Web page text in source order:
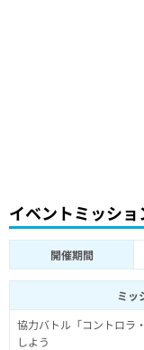
イベントミッショ
開催期間
ミッ
協力バトル「コントロラ
しよう